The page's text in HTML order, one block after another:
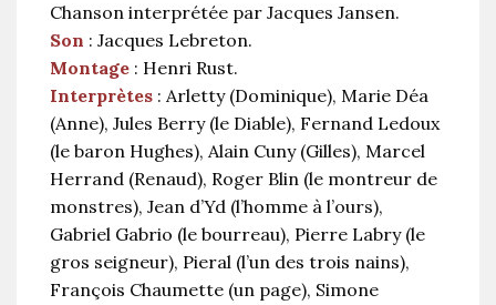
Chanson interprétée par Jacques Jansen.
Son : Jacques Lebreton.
Montage : Henri Rust.
Interprètes : Arletty (Dominique), Marie Déa
(Anne), Jules Berry (le Diable), Fernand Ledoux
(le baron Hughes), Alain Cuny (Gilles), Marcel
Herrand (Renaud), Roger Blin (le montreur de
monstres), Jean d’Yd (l’homme à l’ours),
Gabriel Gabrio (le bourreau), Pierre Labry (le
gros seigneur), Pieral (l’un des trois nains),
François Chaumette (un page), Simone